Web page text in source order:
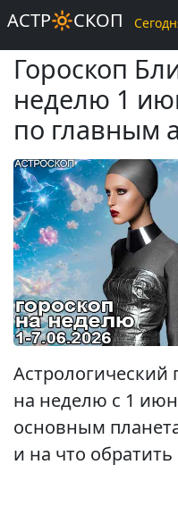
Гороскоп
неделю 1
по главным
Астрологический
на неделю с 1
основным
и на что
АСТР🔆СКОП